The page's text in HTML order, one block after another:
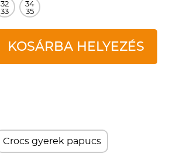
32
33
34
35
KOSÁRBA HELYEZÉS
Crocs gyerek papucs